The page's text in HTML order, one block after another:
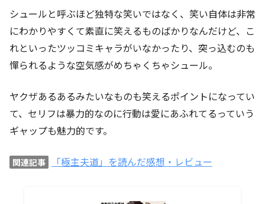
シュールと呼ぶほど独特な笑いではなく、笑い自体は非常
にわかりやすくて素直に笑えるものばかりなんだけど、こ
れといったツッコミキャラがいなかったり、突っ込むのも
憚られるような空気感がめちゃくちゃシュール。
ヤクザあるあるみたいなものも笑えるポイントになってい
て、セリフは暴力的なのに行動は愛にあふれてるっていう
ギャップも魅力的です。
関連記事 「極主夫道」を読んだ感想・レビュー